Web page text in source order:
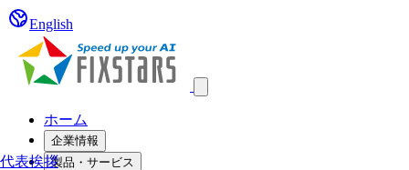
English
ホーム
企業情報
製品・サービス
代表挨拶